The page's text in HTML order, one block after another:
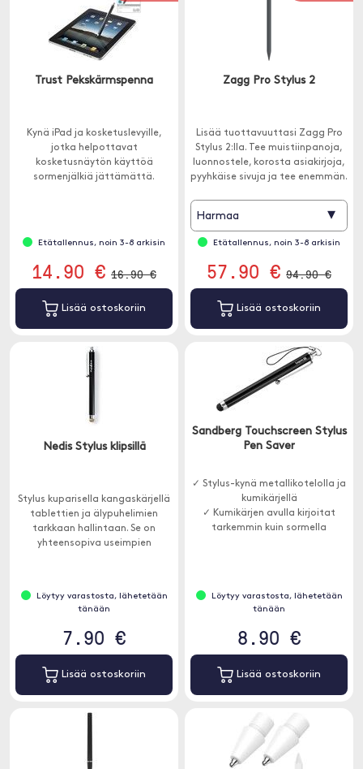
Trust Pekskärmspenna
Kynä iPad ja kosketuslevyille,
jotka helpottavat
kosketusnäytön käyttöä
sormenjälkiä jättämättä.
Etätallennus, noin 3-8 arkisin
14.90 € 16.90 €
Lisää ostoskoriin
Zagg Pro Stylus 2
Lisää tuottavuuttasi Zagg Pro
Stylus 2:lla. Tee muistiinpanoja,
luonnostele, korosta asiakirjoja,
pyyhkäise sivuja ja tee enemmän.
Harmaa ▾
Etätallennus, noin 3-8 arkisin
57.90 € 94.90 €
Lisää ostoskoriin
Nedis Stylus klipsillä
Stylus kuparisella kangaskärjellä
tablettien ja älypuhelimien
tarkkaan hallintaan. Se on
yhteensopiva useimpien
naarmuja, tahroja ja raitoja.
Löytyy varastosta, lähetetään
tänään
7.90 €
Lisää ostoskoriin
Sandberg Touchscreen Stylus
Pen Saver
✓ Stylus-kynä metallikotelolla ja
kumikärjellä
✓ Kumikärjen avulla kirjoitat
tarkemmin kuin sormella
Löytyy varastosta, lähetetään
tänään
8.90 €
Lisää ostoskoriin